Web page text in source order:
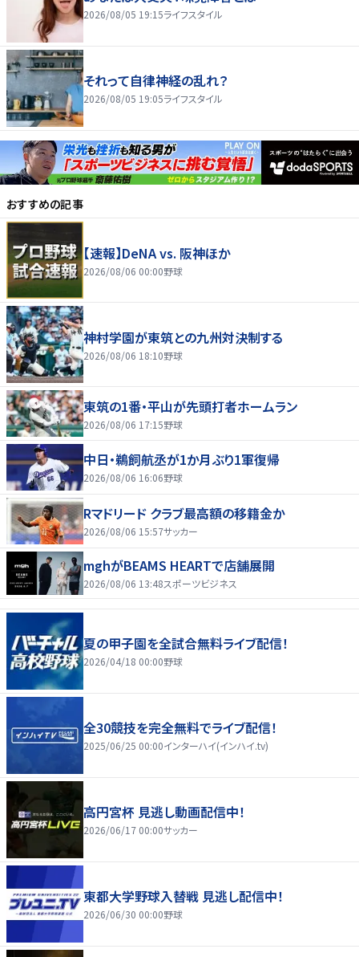
2026/08/05 19:15ライフスタイル
それって自律神経の乱れ？
2026/08/05 19:05ライフスタイル
おすすめの記事
【速報】DeNA vs. 阪神ほか
2026/08/06 00:00野球
神村学園が東筑との九州対決制する
2026/08/06 18:10野球
東筑の1番・平山が先頭打者ホームラン
2026/08/06 17:15野球
中日・鵜飼航丞が1か月ぶり1軍復帰
2026/08/06 16:06野球
Rマドリード クラブ最高額の移籍金か
2026/08/06 15:57サッカー
mghがBEAMS HEARTで店舗展開
2026/08/06 13:48スポーツビジネス
夏の甲子園を全試合無料ライブ配信！
2026/04/18 00:00野球
全30競技を完全無料でライブ配信！
2025/06/25 00:00インターハイ(インハイ.tv)
高円宮杯 見逃し動画配信中！
2026/06/17 00:00サッカー
東都大学野球入替戦 見逃し配信中！
2026/06/30 00:00野球